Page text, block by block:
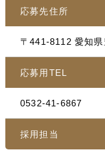
応募先住所
〒441-8112 愛知
応募用TEL
0532-41-6867
採用担当